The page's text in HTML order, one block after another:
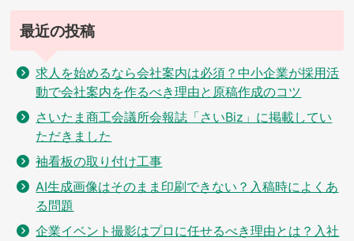
最近の投稿
求人を始めるなら会社案内は必須？中小企業が採用活
動で会社案内を作るべき理由と原稿作成のコツ
さいたま商工会議所会報誌「さいBiz」に掲載してい
ただきました
袖看板の取り付け工事
AI生成画像はそのまま印刷できない？入稿時によくあ
る問題
企業イベント撮影はプロに任せるべき理由とは？入社